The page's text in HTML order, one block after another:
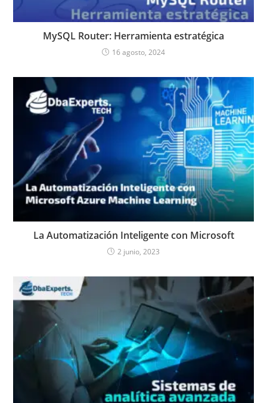
MySQL Router: Herramienta estratégica
16 agosto, 2024
La Automatización Inteligente con Microsoft
2 junio, 2023